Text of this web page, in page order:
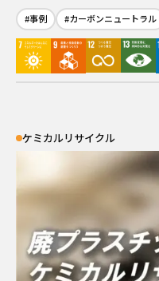
#事例 #カーボンニュートラル
ケミカルリサイクル